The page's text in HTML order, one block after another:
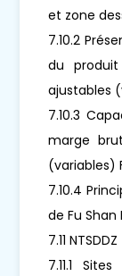
et zone
7.10.2
du produit
ajustables
7.10.3
marge
(variables)
7.10.4
de Fu
7.11 NTSDDZ
7.11.1